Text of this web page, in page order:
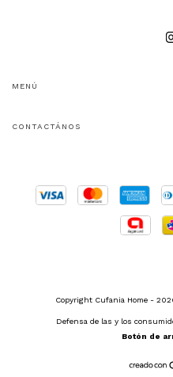
MENÚ
CONTACTÁNOS
Copyright Cufania Home -
Defensa de las y los
Botón de